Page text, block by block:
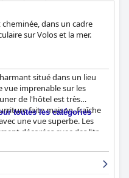
dans un cadre
sur Volos et la mer.
situé dans un lieu
imprenable sur les
de l'hôtel est très
faite maison, fraîche
une vue superbe. Les
décorées avec des lits
sont d'une propreté
arrangeant et offre un
les décrivant comme des
toutes les catégories